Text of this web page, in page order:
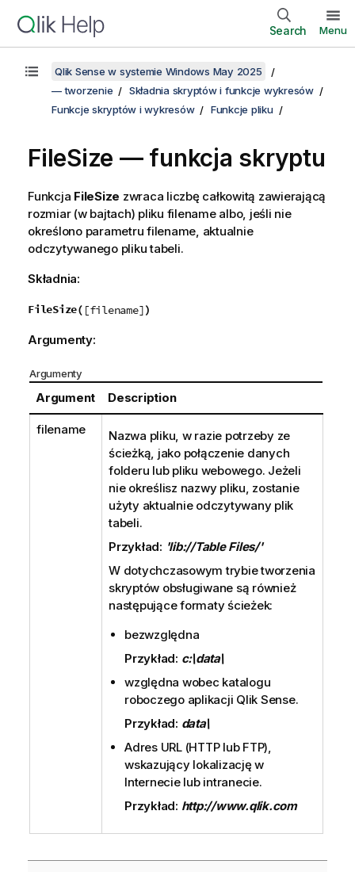
Search Menu
Qlik Sense w systemie Windows May 2025
— tworzenie
Składnia skryptów i funkcje wykresów
Funkcje skryptów i wykresów
Funkcje pliku
FileSize — funkcja skryptu
Funkcja FileSize zwraca liczbę całkowitą zawierającą
rozmiar (w bajtach) pliku filenamealbo, jeśli nie
określono parametru filename, aktualnie
odczytywanego pliku tabeli.
Składnia:
FileSize( [filename])
Argumenty:
Argumenty
Argument Description
filename
Nazwa pliku, w razie potrzeby ze
ścieżką, jako połączenie danych
folderu lub pliku webowego. Jeżeli
nie określisz nazwy pliku, zostanie
użyty aktualnie odczytywany plik
tabeli.
Przykład: 'lib://Table Files/'
W dotychczasowym trybie tworzenia
skryptów obsługiwane są również
następujące formaty ścieżek:
bezwzględna
Przykład: c:\data\
względna wobec katalogu
roboczego aplikacji Qlik Sense.
Przykład: data\
Adres URL (HTTPlub FTP),
wskazujący lokalizację w
Internecie lub intranecie.
Przykład: http://www.qlik.com